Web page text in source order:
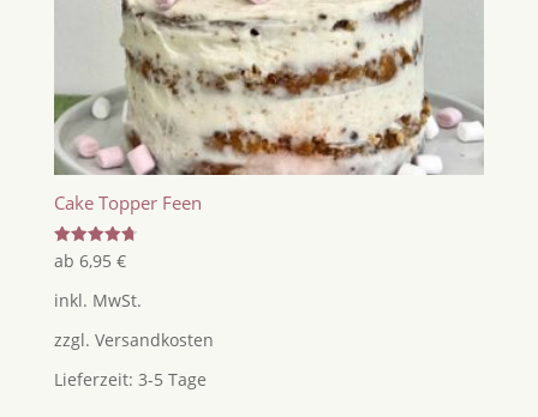
Cake Topper Feen
Bewertet
mit
von 5
ab 6,95 €
inkl. MwSt.
zzgl. Versandkosten
Lieferzeit: 3-5 Tage